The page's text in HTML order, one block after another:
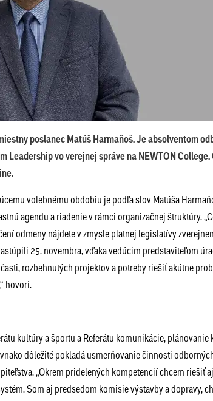
poslanec Matúš Harmaňoš. Je absolventom
vo verejnej správe na NEWTON
volebnému obdobiu je podľa slov Matúša
agendu a riadenie v rámci organizačnej štruktúry.
odmeny nájdete v zmysle platnej legislatívy
25. novembra, vďaka vedúcim predstaviteľom
rozbehnutých projektov a potreby riešiť akútne
hovorí.
kultúry a športu a Referátu komunikácie,
dôležité pokladá usmerňovanie činnosti
„Okrem pridelených kompetencií chcem riešiť
Som aj predsedom komisie výstavby a dopravy,